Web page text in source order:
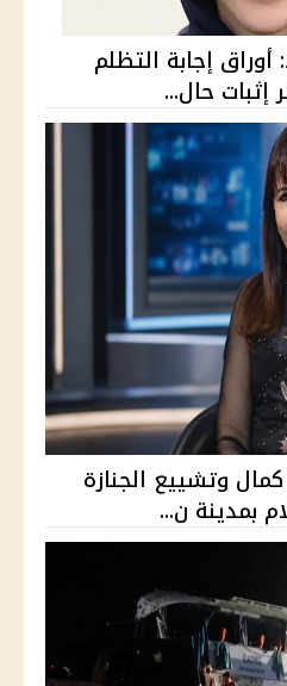
محمد: أوراق إجابة التظلم
حال...
وتشييع الجنازة
بمدينة ن...